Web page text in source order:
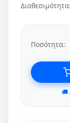
Διαθεσιμότητα:
Ποσότητα:
🚚